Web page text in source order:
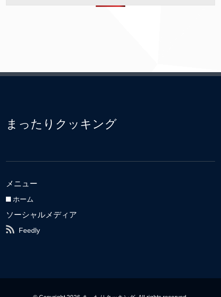
まったりクッキング
メニュー
ホーム
ソーシャルメディア
Feedly